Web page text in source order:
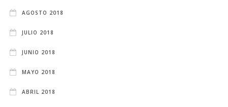
AGOSTO 2018
JULIO 2018
JUNIO 2018
MAYO 2018
ABRIL 2018